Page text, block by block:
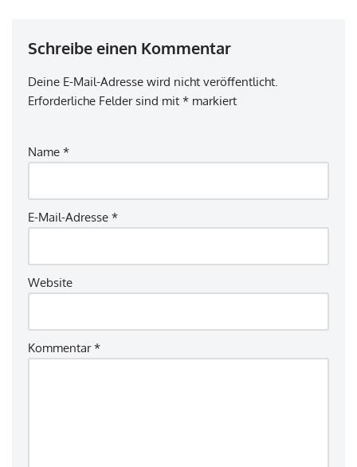
Schreibe einen Kommentar
Deine E-Mail-Adresse wird nicht veröffentlicht.
Erforderliche Felder sind mit * markiert
Name *
E-Mail-Adresse *
Website
Kommentar*